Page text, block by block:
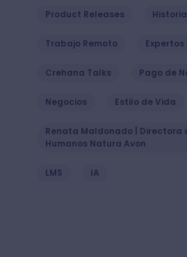
Product Releases
Trabajo Remoto Expertos
Crehana Talks Pago de
Negocios Estilo de Vida
Renata Maldonado | Directora
Humanos Natura Avon
LMS IA